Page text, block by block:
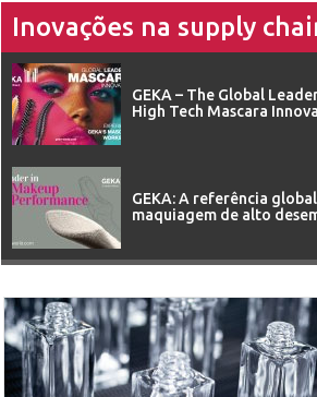
Inovações na supply
GEKA – The Global
High Tech Mascara
GEKA: A referência
maquiagem de alto